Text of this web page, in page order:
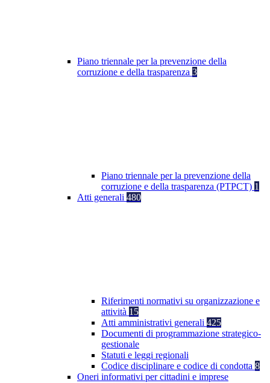
Piano triennale per la prevenzione della
corruzione e della trasparenza 3
Piano triennale per la prevenzione della
corruzione e della trasparenza (PTPCT) 1
Atti generali 480
Riferimenti normativi su organizzazione e
attività 15
Atti amministrativi generali 425
Documenti di programmazione strategico-
gestionale
Statuti e leggi regionali
Codice disciplinare e codice di condotta 8
Oneri informativi per cittadini e imprese